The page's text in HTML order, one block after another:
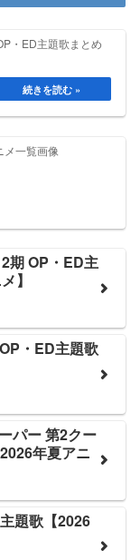
・ED主題歌まとめ
一覧画像
期 OP・ED主
】
・ED主題歌
パー 第2クー
年夏アニ
題歌【2026